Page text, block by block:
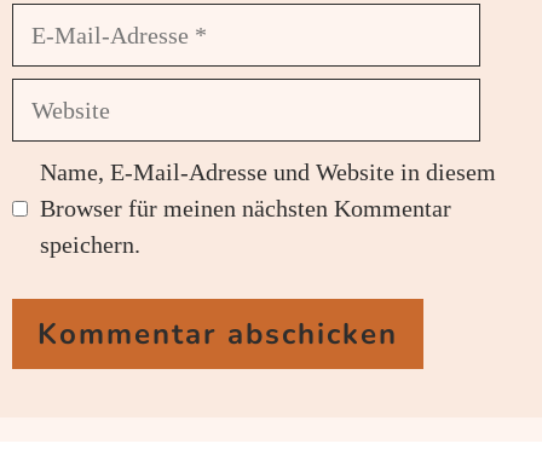
Website
Name, E-Mail-Adresse und Website in diesem
Browser für meinen nächsten Kommentar
speichern.